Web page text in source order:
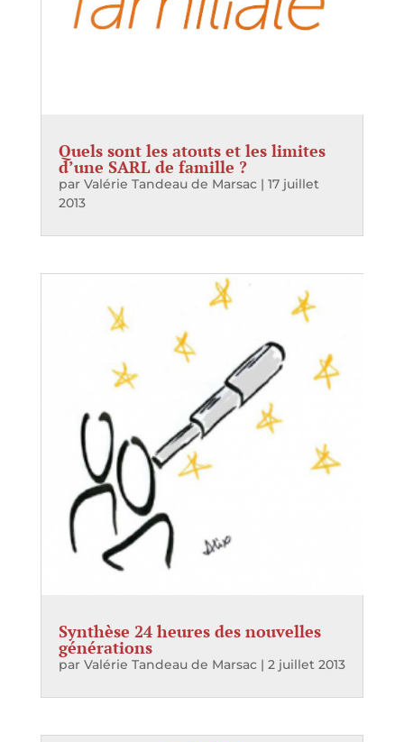
Quels sont les atouts et les limites
d’une SARL de famille ?
par Valérie Tandeau de Marsac| 17 juillet
2013
Synthèse 24 heures des nouvelles
générations
par Valérie Tandeau de Marsac| 2 juillet 2013